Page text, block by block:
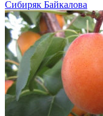
Сибиряк Байкалова